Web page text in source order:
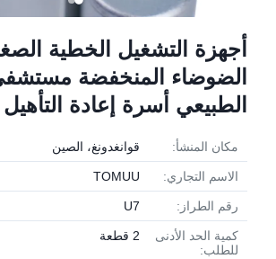
أجهزة التشغيل الخطية
الضوضاء المنخفضة
الطبيعي أسرة إعادة التأهيل
مكان المنشأ: قوانغدونغ، الصين
الاسم التجاري: TOMUU
رقم الطراز: U7
كمية الحد الأدنى
للطلب:
2 قطعة